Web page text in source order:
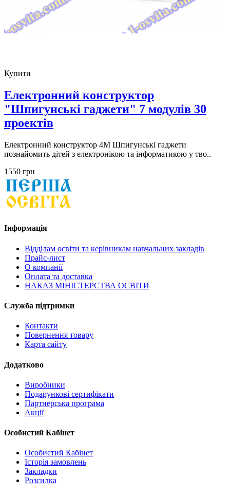
Купити
Електронний конструктор
"Шпигунські гаджети" 7 модулів 30
проектів
Електронний конструктор 4M Шпигунські гаджети
познайомить дітей з електронікою та інформатикою у тво..
1550 грн
Інформація
Відділам освіти та керівникам навчальних закладів
Прайс-лист
О компанії
Оплата та доставка
НАКАЗ МІНІСТЕРСТВА ОСВІТИ
Служба підтримки
Контакти
Повернення товару
Карта сайту
Додатково
Виробники
Подарункові сертифікати
Партнерська програма
Акції
Особистий Кабінет
Особистий Кабінет
Історія замовлень
Закладки
Розсилка